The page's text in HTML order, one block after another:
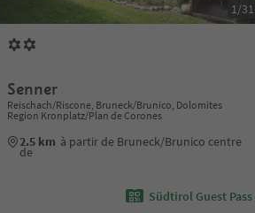
1/31
Senner
Reischach/Riscone, Bruneck/Brunico, Dolomites
Region Kronplatz/Plan de Corones
2.5 km à partir de Bruneck/Brunico centre
de
Südtirol Guest Pass